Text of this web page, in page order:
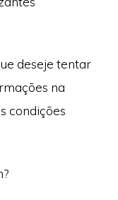
deseje tentar
na
condições